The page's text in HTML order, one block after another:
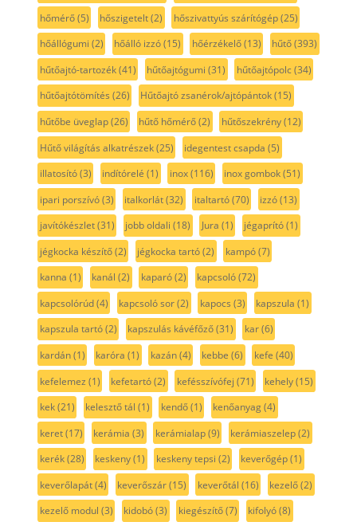
hőmérő(5) hőszigetelt(2) hőszivattyús szárítógép(25)
hőállógumi (2) hőálló izzó(15) hőérzékelő(13) hűtő(393)
hűtőajtó-tartozék(41) hűtőajtógumi (31) hűtőajtópolc(34)
hűtőajtótömítés (26) Hűtőajtó zsanérok/ajtópántok(15)
hűtőbe üveglap(26) hűtő hőmérő(2) hűtőszekrény(12)
Hűtő világítás alkatrészek(25) idegentest csapda (5)
illatosító(3) indítórelé (1) inox(116) inox gombok(51)
ipari porszívó(3) italkorlát(32) italtartó(70) izzó(13)
javítókészlet(31) jobb oldali (18) Jura (1) jégaprító(1)
jégkocka készítő(2) jégkocka tartó(2) kampó(7)
kanna (1) kanál (2) kaparó(2) kapcsoló(72)
kapcsolórúd(4) kapcsoló sor(2) kapocs (3) kapszula (1)
kapszula tartó(2) kapszulás kávéfőző(31) kar(6)
kardán(1) karóra (1) kazán(4) kebbe (6) kefe (40)
kefelemez (1) kefetartó(2) kefésszívófej (71) kehely(15)
kek(21) kelesztő tál (1) kendő(1) kenőanyag(4)
keret(17) kerámia (3) kerámialap(9) kerámiaszelep(2)
kerék(28) keskeny(1) keskeny tepsi (2) keverőgép(1)
keverőlapát(4) keverőszár(15) keverőtál (16) kezelő(2)
kezelő modul (3) kidobó(3) kiegészítő(7) kifolyó(8)